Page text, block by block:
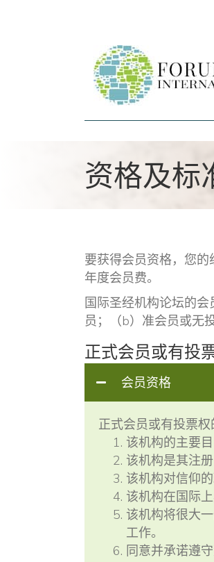
资格及标
要获得会员资格，您的
年度会员费。
国际圣经机构论坛的
员；（b）准会员或无
正式会员或有投
会员资格
正式会员或有投票权
该机构的主要
该机构是其注
该机构对信仰
该机构在国际上
该机构将很大
工作。
同意并承诺遵